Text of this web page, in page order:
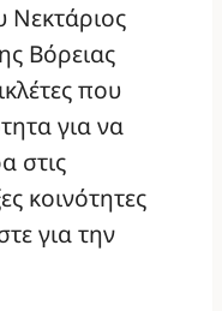
Νεκτάριος
Βόρειας
που
για να
στις
κοινότητες
για την